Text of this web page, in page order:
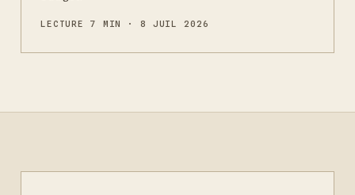
LECTURE 7 MIN · 8 JUIL 2026